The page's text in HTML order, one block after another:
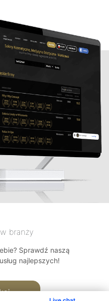
branży
Sprawdź naszą
najlepszych!